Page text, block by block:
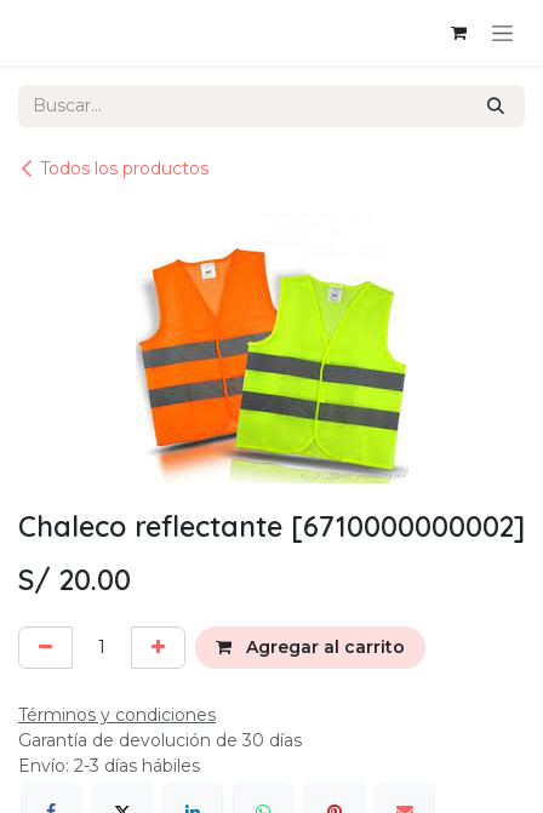
Todos los productos
Chaleco reflectante [6710000000002]
S/ 20.00
Agregar al carrito
Términos y condiciones
Garantía de devolución de 30 días
Envío: 2-3 días hábiles